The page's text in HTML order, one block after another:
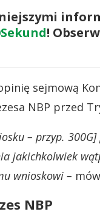
!
sejmową
NBP przed
– przyp.
jakichkolwiek
wnioskowi –
NBP